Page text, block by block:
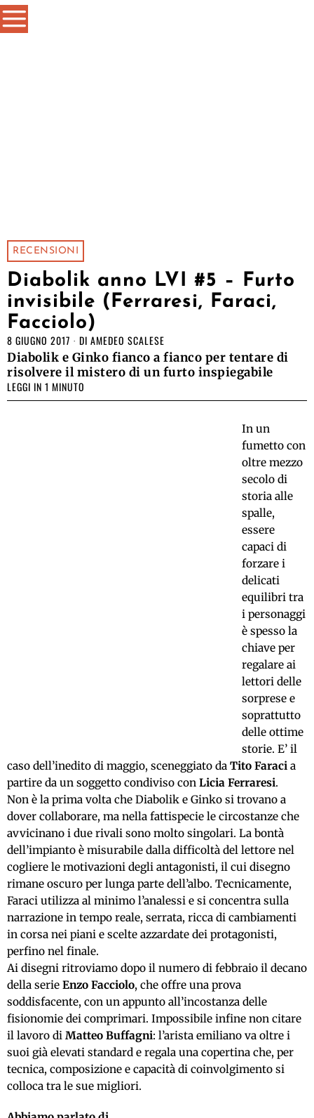
RECENSIONI
Diabolik anno LVI #5 – Furto
invisibile (Ferraresi, Faraci,
Facciolo)
8 GIUGNO 2017 DI AMEDEO SCALESE
Diabolik e Ginko fianco a fianco per tentare di
risolvere il mistero di un furto inspiegabile
LEGGI IN 1 MINUTO
In un
fumetto con
oltre mezzo
secolo di
storia alle
spalle,
essere
capaci di
forzare i
delicati
equilibri tra
i personaggi
è spesso la
chiave per
regalare ai
lettori delle
sorprese e
soprattutto
delle ottime
storie. E’ il
caso dell’inedito di maggio, sceneggiato da Tito Faraci a
partire da un soggetto condiviso con Licia Ferraresi.
Non è la prima volta che Diabolik e Ginko si trovano a
dover collaborare, ma nella fattispecie le circostanze che
avvicinano i due rivali sono molto singolari. La bontà
dell’impianto è misurabile dalla difficoltà del lettore nel
cogliere le motivazioni degli antagonisti, il cui disegno
rimane oscuro per lunga parte dell’albo. Tecnicamente,
Faraci utilizza al minimo l’analessi e si concentra sulla
narrazione in tempo reale, serrata, ricca di cambiamenti
in corsa nei piani e scelte azzardate dei protagonisti,
perfino nel finale.
Ai disegni ritroviamo dopo il numero di febbraio il decano
della serie Enzo Facciolo, che offre una prova
soddisfacente, con un appunto all’incostanza delle
fisionomie dei comprimari. Impossibile infine non citare
il lavoro di Matteo Buffagni: l’arista emiliano va oltre i
suoi già elevati standard e regala una copertina che, per
tecnica, composizione e capacità di coinvolgimento si
colloca tra le sue migliori.